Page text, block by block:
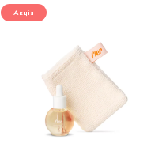
Акція